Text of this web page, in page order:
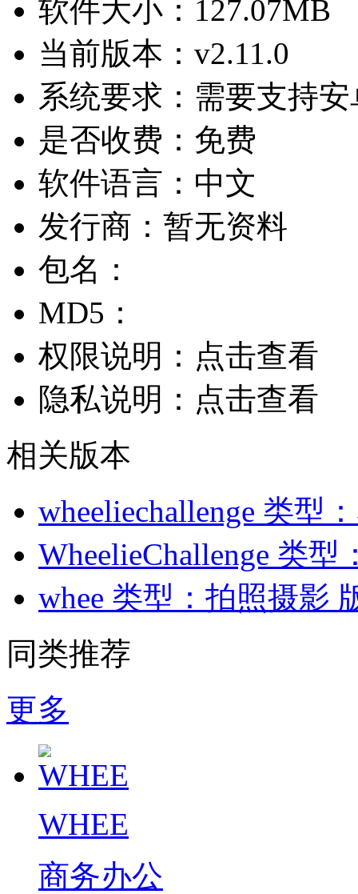
软件大小： 127.07MB
当前版本： v2.11.0
系统要求： 需要支持
是否收费： 免费
软件语言： 中文
发行商： 暂无资料
包名：
MD5：
权限说明： 点击查看
隐私说明： 点击查看
相关版本
wheeliechallenge 类型
WheelieChallenge 类型
whee 类型：拍照摄影
同类推荐
更多
WHEE
商务办公